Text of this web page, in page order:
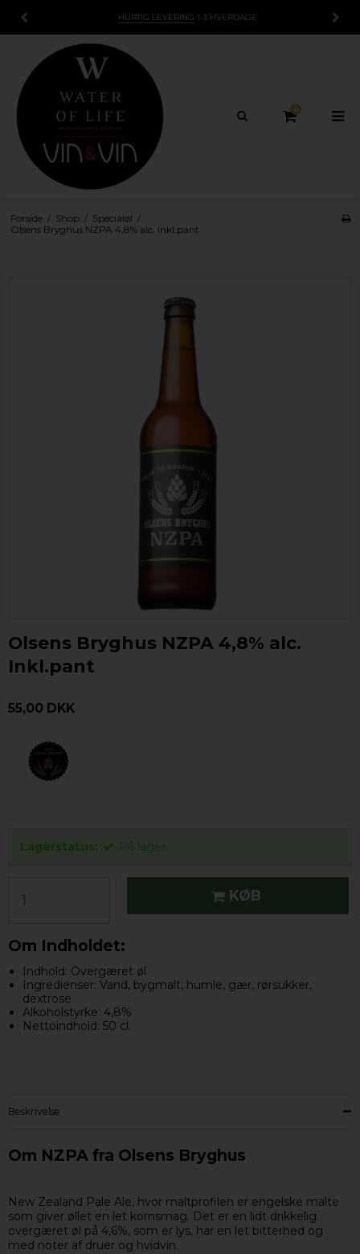
HURTIG LEVERING1-3 HVERDAGE
0
Forside / Shop / Specialøl /
Olsens Bryghus NZPA 4,8% alc. Inkl.pant
Olsens Bryghus NZPA 4,8% alc.
Inkl.pant
55,00 DKK
Lagerstatus: På lager
KØB
Om Indholdet:
Indhold: Overgæret øl
Ingredienser: Vand, bygmalt, humle, gær, rørsukker,
dextrose
Alkoholstyrke: 4,8%
Nettoindhold: 50 cl.
Beskrivelse
Om NZPA fra Olsens Bryghus
New Zealand Pale Ale, hvor maltprofilen er engelske malte
som giver øllet en let kornsmag. Det er en lidt drikkelig
overgæret øl på 4,6%, som er lys, har en let bitterhed og
med noter af druer og hvidvin.